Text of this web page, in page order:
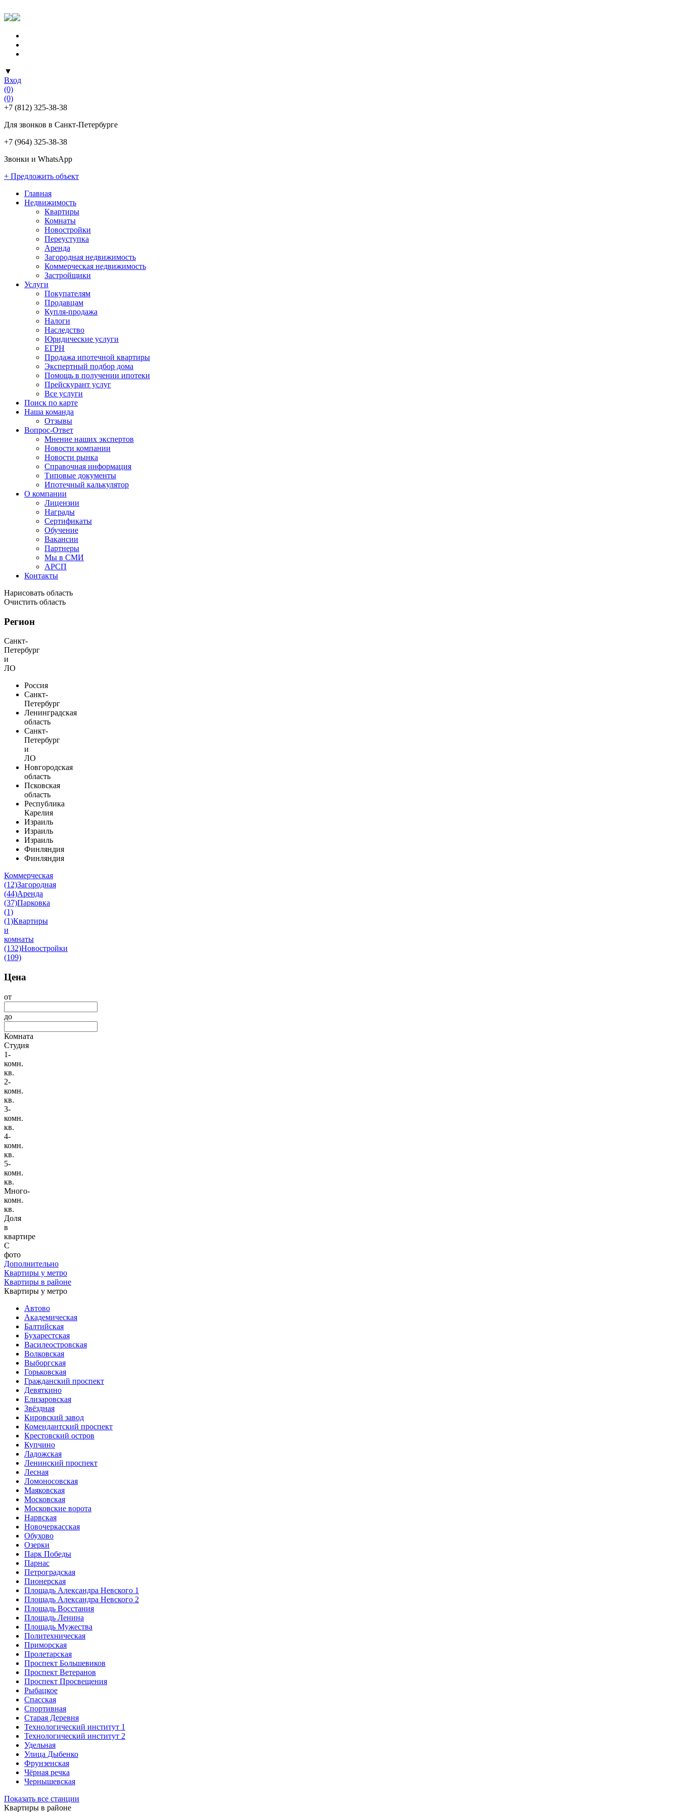
▼
Вход
(0)
(0)
+7 (812) 325-38-38
Для звонков в Санкт-Петербурге
+7 (964) 325-38-38
Звонки и WhatsApp
+ Предложить объект
Главная
Недвижимость
Квартиры
Комнаты
Новостройки
Переуступка
Аренда
Загородная недвижимость
Коммерческая недвижимость
Застройщики
Услуги
Покупателям
Продавцам
Купля-продажа
Налоги
Наследство
Юридические услуги
ЕГРН
Продажа ипотечной квартиры
Экспертный подбор дома
Помощь в получении ипотеки
Прейскурант услуг
Все услуги
Поиск по карте
Наша команда
Отзывы
Вопрос-Ответ
Мнение наших экспертов
Новости компании
Новости рынка
Справочная информация
Типовые документы
Ипотечный калькулятор
О компании
Лицензии
Награды
Сертификаты
Обучение
Вакансии
Партнеры
Мы в СМИ
АРСП
Контакты
Нарисовать область
Очистить область
Регион
Санкт-
Петербург
и
ЛО
Россия
Санкт-
Петербург
Ленинградская
область
Санкт-
Петербург
и
ЛО
Новгородская
область
Псковская
область
Республика
Карелия
Израиль
Израиль
Израиль
Финляндия
Финляндия
Коммерческая
(12)Загородная
(44)Аренда
(37)Парковка
(1)
(1)Квартиры
и
комнаты
(132)Новостройки
(109)
Цена
от
до
Комната
Студия
1-
комн.
кв.
2-
комн.
кв.
3-
комн.
кв.
4-
комн.
кв.
5-
комн.
кв.
Много-
комн.
кв.
Доля
в
квартире
С
фото
Дополнительно
Квартиры у метро
Квартиры в районе
Квартиры у метро
Автово
Академическая
Балтийская
Бухарестская
Василеостровская
Волковская
Выборгская
Горьковская
Гражданский проспект
Девяткино
Елизаровская
Звёздная
Кировский завод
Комендантский проспект
Крестовский остров
Купчино
Ладожская
Ленинский проспект
Лесная
Ломоносовская
Маяковская
Московская
Московские ворота
Нарвская
Новочеркасская
Обухово
Озерки
Парк Победы
Парнас
Петроградская
Пионерская
Площадь Александра Невского 1
Площадь Александра Невского 2
Площадь Восстания
Площадь Ленина
Площадь Мужества
Политехническая
Приморская
Пролетарская
Проспект Большевиков
Проспект Ветеранов
Проспект Просвещения
Рыбацкое
Спасская
Спортивная
Старая Деревня
Технологический институт 1
Технологический институт 2
Удельная
Улица Дыбенко
Фрунзенская
Чёрная речка
Чернышевская
Показать все станции
Квартиры в районе